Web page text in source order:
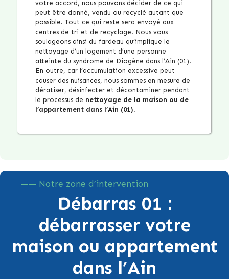
votre accord, nous pouvons décider de ce qui
peut être donné, vendu ou recyclé autant que
possible. Tout ce qui reste sera envoyé aux
centres de tri et de recyclage. Nous vous
soulageons ainsi du fardeau qu’implique le
nettoyage d’un logement d’une personne
atteinte du syndrome de Diogène dans l’Ain (01).
En outre, car l’accumulation excessive peut
causer des nuisances, nous sommes en mesure de
dératiser, désinfecter et décontaminer pendant
le processus de nettoyage de la maison ou de
l’appartement dans l’Ain (01).
—— Notre zone d’intervention
Débarras 01 :
débarrasser votre
maison ou appartement
dans l’Ain